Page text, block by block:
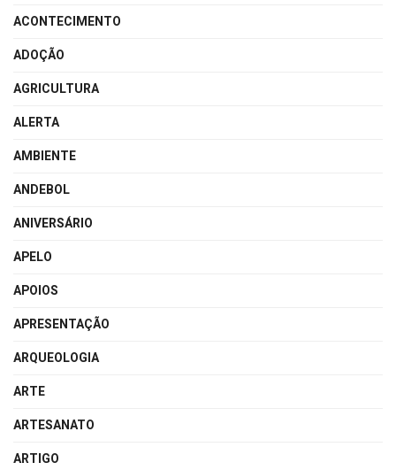
ACONTECIMENTO
ADOÇÃO
AGRICULTURA
ALERTA
AMBIENTE
ANDEBOL
ANIVERSÁRIO
APELO
APOIOS
APRESENTAÇÃO
ARQUEOLOGIA
ARTE
ARTESANATO
ARTIGO